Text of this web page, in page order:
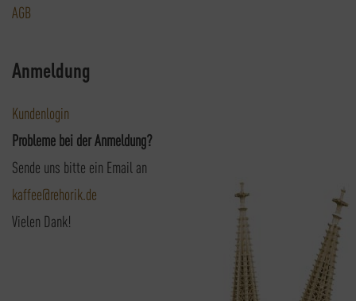
AGB
Anmeldung
Kundenlogin
Probleme bei der Anmeldung?
Sende uns bitte ein Email an
kaffee@rehorik.de
Vielen Dank!